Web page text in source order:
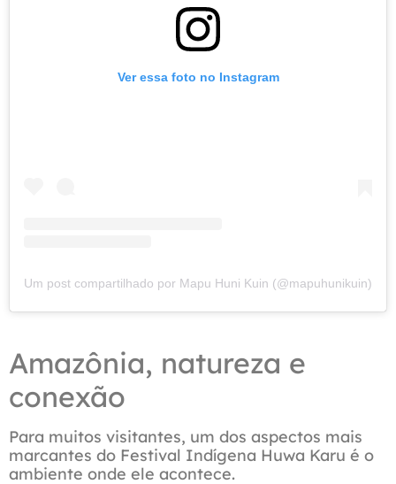
Ver essa foto no Instagram
Um post compartilhado por Mapu Huni Kuin (@mapuhunikuin)
Amazônia, natureza e
conexão
Para muitos visitantes, um dos aspectos mais
marcantes do Festival Indígena Huwa Karu é o
ambiente onde ele acontece.